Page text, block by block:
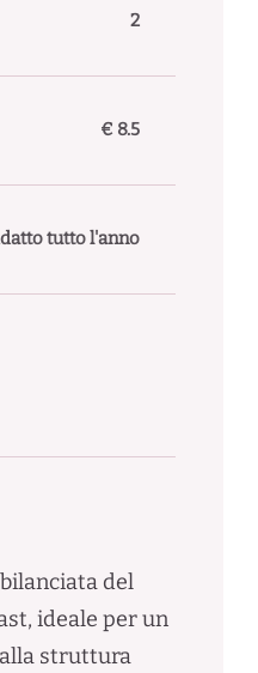
2
€ 8.5
tutto l'anno
del
ideale per un
struttura